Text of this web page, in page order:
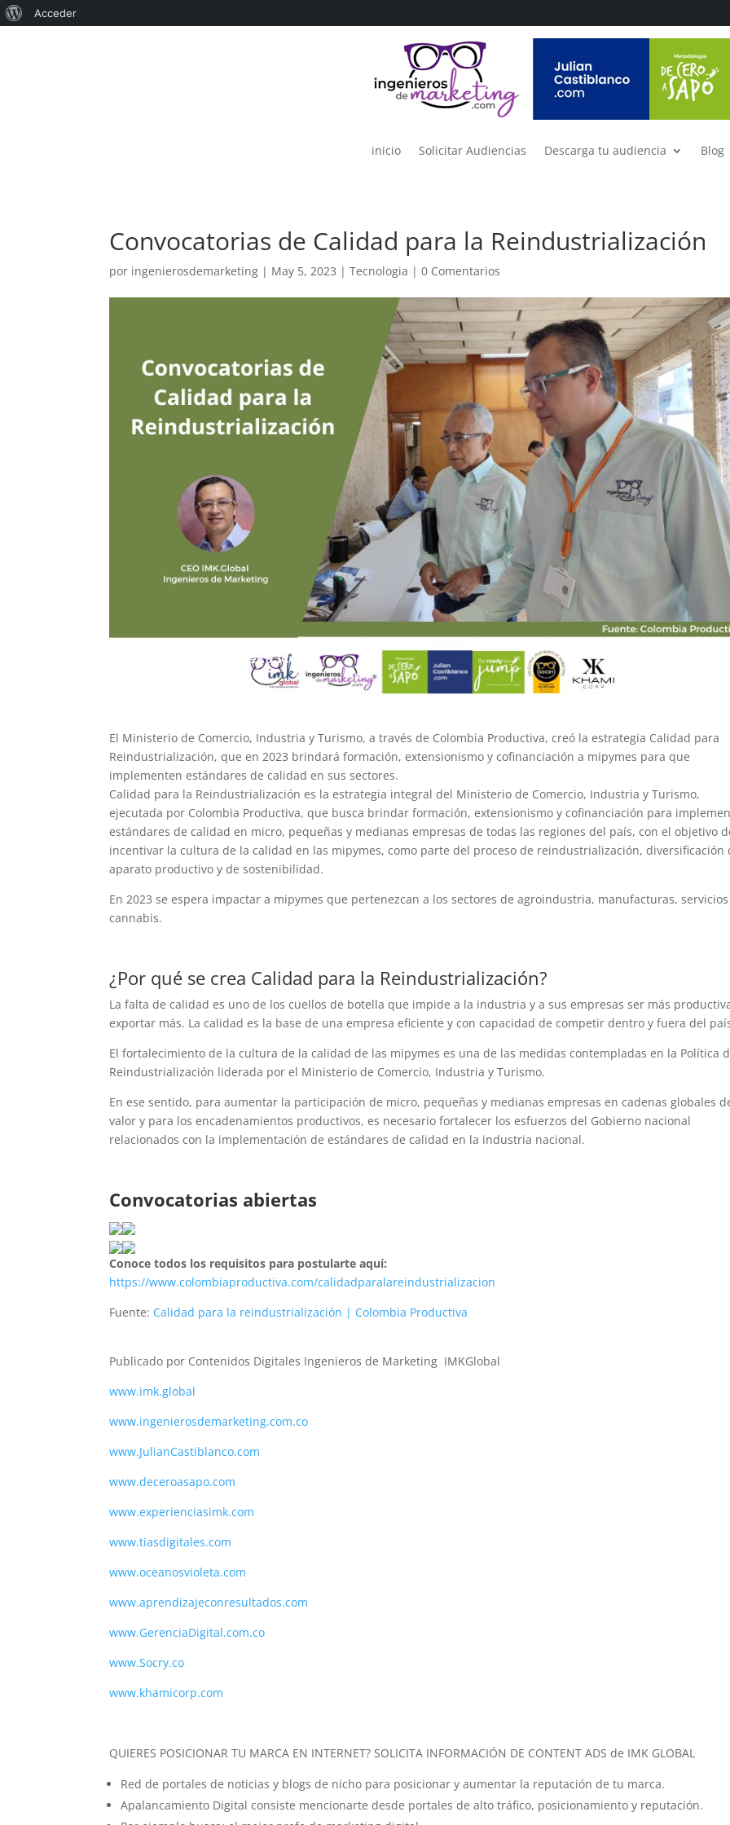
inicio Solicitar Audiencias Descarga tu audiencia Blog
Convocatorias de Calidad para la Reindustrialización
por ingenierosdemarketing | May 5, 2023 |Tecnologia |0 Comentarios
El Ministerio de Comercio, Industria y Turismo, a través de Colombia Productiva, creó la estrategia Calidad para
Reindustrialización, que en 2023 brindará formación, extensionismo y cofinanciación a mipymes para que
implementen estándares de calidad en sus sectores.
Calidad para la Reindustrialización es la estrategia integral del Ministerio de Comercio, Industria y Turismo,
ejecutada por Colombia Productiva, que busca brindar formación, extensionismo y cofinanciación para
estándares de calidad en micro, pequeñas y medianas empresas de todas las regiones del país, con el objetivo
incentivar la cultura de la calidad en las mipymes, como parte del proceso de reindustrialización, diversificación
aparato productivo y de sostenibilidad.
En 2023 se espera impactar a mipymes que pertenezcan a los sectores de agroindustria, manufacturas,
cannabis.
¿Por qué se crea Calidad para la Reindustrialización?
La falta de calidad es uno de los cuellos de botella que impide a la industria y a sus empresas ser más
exportar más. La calidad es la base de una empresa eficiente y con capacidad de competir dentro y fuera del
El fortalecimiento de la cultura de la calidad de las mipymes es una de las medidas contempladas en la Política
Reindustrialización liderada por el Ministerio de Comercio, Industria y Turismo.
En ese sentido, para aumentar la participación de micro, pequeñas y medianas empresas en cadenas globales
valor y para los encadenamientos productivos, es necesario fortalecer los esfuerzos del Gobierno nacional
relacionados con la implementación de estándares de calidad en la industria nacional.
Convocatorias abiertas
Conoce todos los requisitos para postularte aquí:
https://www.colombiaproductiva.com/calidadparalareindustrializacion
Fuente: Calidad para la reindustrialización | Colombia Productiva
Publicado por Contenidos Digitales Ingenieros de Marketing IMKGlobal
www.imk.global
www.ingenierosdemarketing.com.co
www.JulianCastiblanco.com
www.deceroasapo.com
www.experienciasimk.com
www.tiasdigitales.com
www.oceanosvioleta.com
www.aprendizajeconresultados.com
www.GerenciaDigital.com.co
www.Socry.co
www.khamicorp.com
QUIERES POSICIONAR TU MARCA EN INTERNET? SOLICITA INFORMACIÓN DE CONTENT ADS de IMK GLOBAL
Red de portales de noticias y blogs de nicho para posicionar y aumentar la reputación de tu marca.
Apalancamiento Digital consiste mencionarte desde portales de alto tráfico, posicionamiento y reputación.
Acerca
Acceder